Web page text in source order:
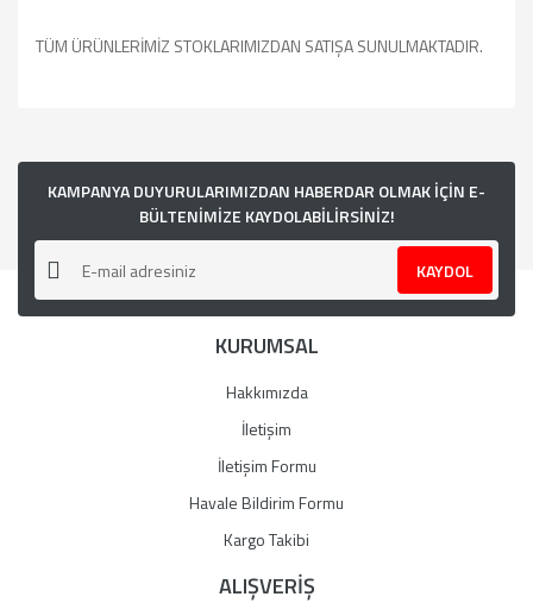
TÜM ÜRÜNLERİMİZ STOKLARIMIZDAN SATIŞA SUNULMAKTADIR.
kullanarak tarafımıza iletebilirsiniz.
Görüş ve önerileriniz için teşekkür ederiz.
Ürün resmi kalitesiz, bozuk veya görüntülenemiyor.
Ürün açıklamasında eksik bilgiler bulunuyor.
Ürün bilgilerinde hatalar bulunuyor.
Ürün fiyatı diğer sitelerden daha pahalı.
Gönder
KAMPANYA DUYURULARIMIZDAN HABERDAR OLMAK İÇİN E-
BÜLTENİMİZE KAYDOLABİLİRSİNİZ!
KAYDOL
KURUMSAL
Hakkımızda
İletişim
İletişim Formu
Havale Bildirim Formu
Kargo Takibi
ALIŞVERİŞ